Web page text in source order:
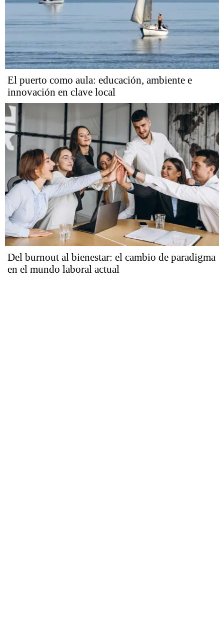
El puerto como aula: educación, ambiente e
innovación en clave local
Del burnout al bienestar: el cambio de paradigma
en el mundo laboral actual